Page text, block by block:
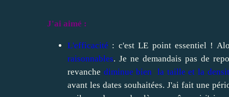
J'ai aimé :
L'efficacité : c'est LE point essentiel !
raisonnables. Je ne demandais pas de
revanche diminue bien la taille et la
avant les dates souhaitées. J'ai fait une